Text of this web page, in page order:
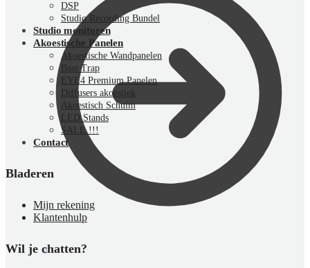
€0,00 0
DSP
Studio Recording Bundel
Studio monitoren
Akoestische Panelen
Akoestische Wandpanelen
Bass Trap
EYE4 Premium Panelen
Diffusers akoestiek
Akoestisch Schuim
LED Stands
SALE !!!
Contact
Bladeren
Mijn rekening
Klantenhulp
Wil je chatten?